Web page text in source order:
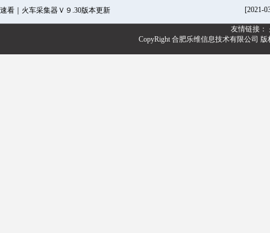
速看｜火车采集器Ｖ９.30版本更新 [2021-
友情链接：
CopyRight 合肥乐维信息技术有限公司 版